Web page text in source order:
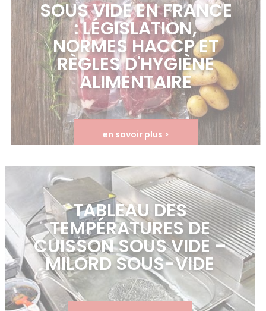
SOUS VIDE EN FRANCE
: LÉGISLATION,
NORMES HACCP ET
RÈGLES D'HYGIÈNE
ALIMENTAIRE
en savoir plus >
TABLEAU DES
TEMPÉRATURES DE
CUISSON SOUS VIDE –
MILORD SOUS-VIDE